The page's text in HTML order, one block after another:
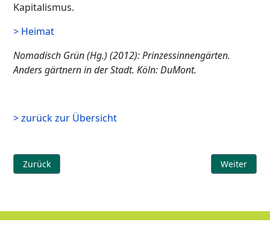
Kapitalismus.
> Heimat
Nomadisch Grün (Hg.) (2012): Prinzessinnengärten.
Anders gärtnern in der Stadt. Köln: DuMont.
> zurück zur Übersicht
Vorheriger Beitrag: Mundraub
Zurück Nächster
Weiter